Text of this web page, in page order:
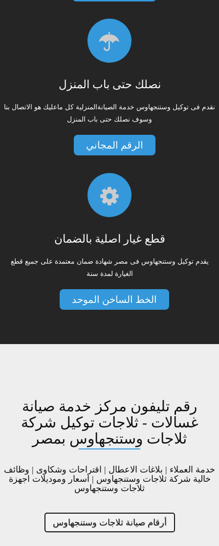
نصلك حتى باب المنزل
نقدم فى توكيل وستنجهاوس خدمة الصيانةالمنزلية كل ماعليك هو الاتصال بنا
وسوف نصلك حتى باب المنزل
الرقم المجاني
قطع غيار اصلية بالضمان
يقدم توكيل وستنجهاوس فى مصر شهادة ضمان معتمدة على جميع قطع
الغيارة لمدة سنة
الخط الساخن الموحد
رقم تليفون مركز خدمة صيانة
غسالات - ثلاجات توكيل شركة
ثلاجات وستنجهاوس بمصر
خدمة العملاء | بلاغات الاعطال | اقتراحات وشكاوى | وظائف
خالية شركة ثلاجات وستنجهاوس | اسعار وموديلات اجهزة
ثلاجات وستنجهاوس
أرقام صيانة ثلاجات وستنجهاوس